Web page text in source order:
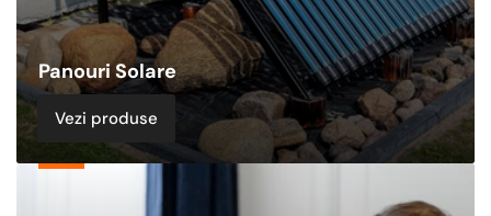
Panouri Solare
Vezi produse
Alte